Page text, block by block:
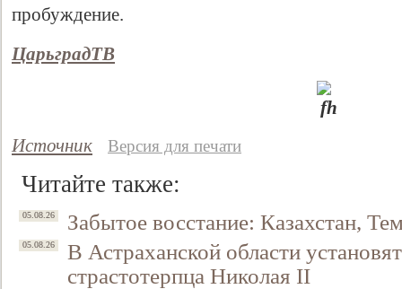
пробуждение.
ЦарьградТВ
Источник Версия для печати
Читайте также:
05.08.26 Забытое восстание: Казахстан,
05.08.26
В Астраханской области
страстотерпца Николая II